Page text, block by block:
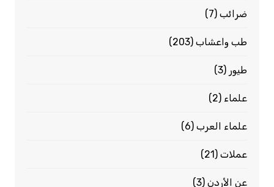
ضرائب(7)
طب واعشاب(203)
طيور (3)
علماء (2)
علماء العرب(6)
عملات(21)
عن الأردن(3)